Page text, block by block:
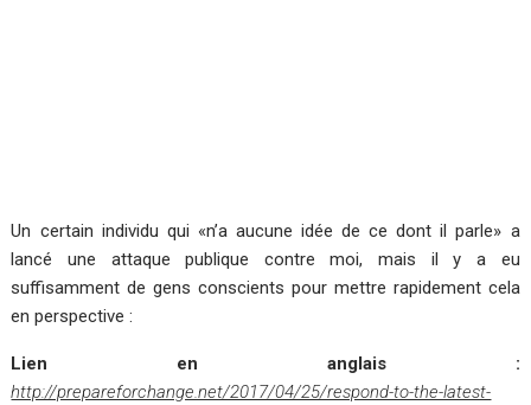
Un certain individu qui «n’a aucune idée de ce dont il parle» a
lancé une attaque publique contre moi, mais il y a eu
suffisamment de gens conscients pour mettre rapidement cela
en perspective :
Lien en anglais :
http://prepareforchange.net/2017/04/25/respond-to-the-latest-